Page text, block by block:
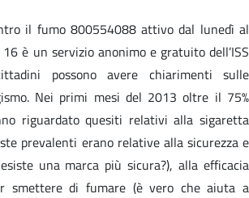
il fumo 800554088 attivo dal lunedì al
è un servizio anonimo e gratuito dell’ISS
possono avere chiarimenti sulle
Nei primi mesi del 2013 oltre il 75%
riguardato quesiti relativi alla sigaretta
prevalenti erano relative alla sicurezza e
una marca più sicura?), alla efficacia
smettere di fumare (è vero che aiuta a